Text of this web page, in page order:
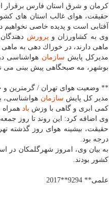
كرمان و شرق استان فارس برقرار
حقیقت، هوای غالب استان های
آفتابی است و پدیده خاصی
وی به كشاورزان و پرورش
ماهی دارند، در خوراك دهی به ماهی
مدیركل پایش سازمان هواشناسی
بوشهر، مه صبحگاهی پیش بینی می
** وضعیت هوای تهران / گرمترین و
مدیر كل پایش سازمان هواشناسی،
كمی ابری و گاهی با وزش باد همراه
وی اضافه كرد: این روند تا روز
درجه بود.
كشور بودند.
علمی** 9294**2017